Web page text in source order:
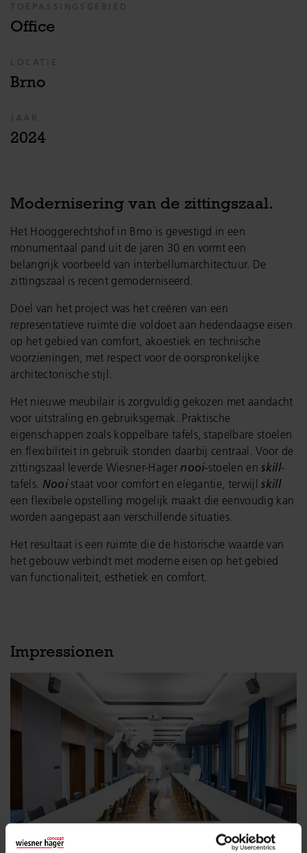
TOEPASSINGSGEBIED
Office
LOCATIE
Brno
JAAR
2024
Modernisering van de zittingszaal.
Het Hooggerechtshof in Brno is gevestigd in een
monumentaal pand uit de jaren 30 en vormt een
belangrijk voorbeeld van interbellumarchitectuur. De
zittingszaal is recent gemoderniseerd.
Doel van het project was het creëren van een
representatieve ruimte die voldoet aan hedendaagse eisen
op het gebied van comfort, akoestiek en technische
voorzieningen, met respect voor de oorspronkelijke
architectonische stijl.
Het nieuwe meubilair is zorgvuldig gekozen met aandacht
voor uitstraling en gebruiksgemak. Praktische
eigenschappen zoals koppelbare tafels, stapelbare stoelen
en flexibiliteit in gebruik stonden daarbij centraal. Voor de
zittingszaal leverde Wiesner-Hager nooi-stoelen enskill-
tafels. Nooistaat voor comfort en elegantie, terwijlskill
een flexibele opstelling mogelijk maakt die eenvoudig kan
worden aangepast aan verschillende situaties.
Het resultaat is een ruimte die de historische waarde van
het gebouw verbindt met moderne eisen op het gebied
van functionaliteit, esthetiek en comfort.
Impressionen